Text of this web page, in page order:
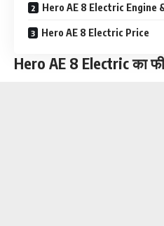
Hero AE 8 Electric Engine
Hero AE 8 Electric Price
Hero AE 8 Electric का